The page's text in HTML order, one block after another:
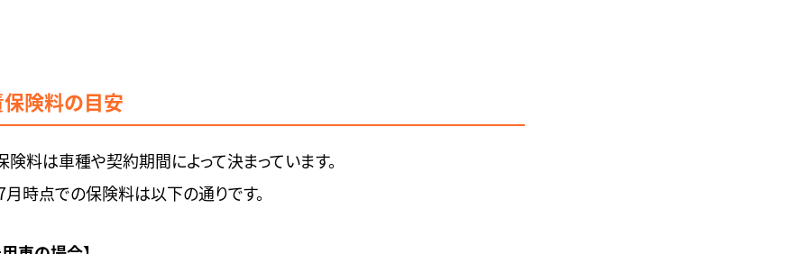
険料の目安
料は車種や契約期間によって決まっています。
時点での保険料は以下の通りです。